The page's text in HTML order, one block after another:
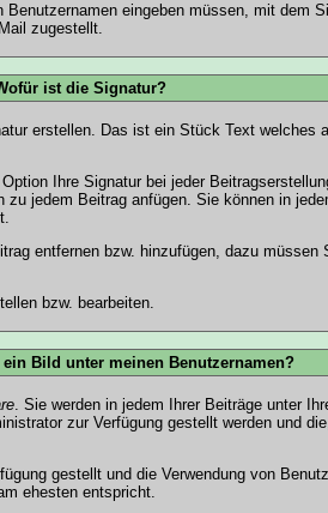
eingeben müssen, mit dem
zugestellt.
ist die Signatur?
erstellen. Das ist ein Stück Text welches
Ihre Signatur bei jeder
jedem Beitrag anfügen. Sie können in
entfernen bzw. hinzufügen, dazu müssen
bzw. bearbeiten.
Bild unter meinen Benutzernamen?
. Sie werden in jedem Ihrer Beiträge unter
zur Verfügung gestellt werden und
gestellt und die Verwendung von
ehesten entspricht.